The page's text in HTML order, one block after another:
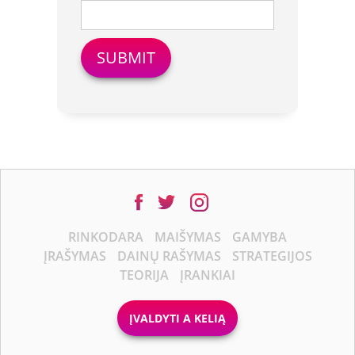
RINKODARA MAIŠYMAS
GAMYBA
ĮRAŠYMAS
DAINŲ RAŠYMAS
STRATEGIJOS
TEORIJA
ĮRANKIAI
ĮVALDYTI A KELIĄ